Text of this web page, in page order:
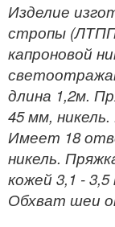
Изделие
стропы (ЛТПП
капроновой
длина 1,2м.
45 мм,
Имеет 18
никель.
кожей 3,1 -
Обхват шеи